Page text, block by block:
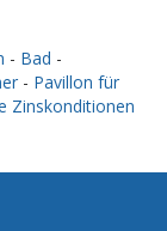
- Bad -
- Pavillon für
Zinskonditionen